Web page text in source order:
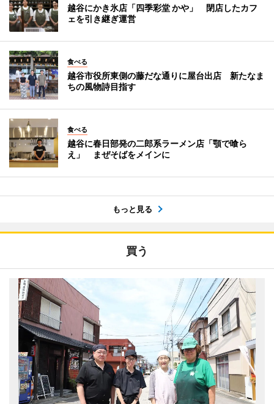
越谷にかき氷店「四季彩堂 かや」 閉店したカフ
ェを引き継ぎ運営
食べる
越谷市役所東側の藤だな通りに屋台出店 新たなま
ちの風物詩目指す
食べる
越谷に春日部発の二郎系ラーメン店「顎で喰ら
え」 まぜそばをメインに
もっと見る
買う